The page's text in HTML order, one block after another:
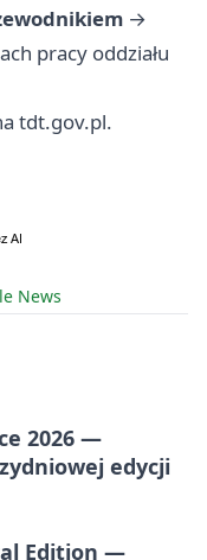
→
pracy oddziału
tdt.gov.pl.
News
2026 —
edycji
Edition —